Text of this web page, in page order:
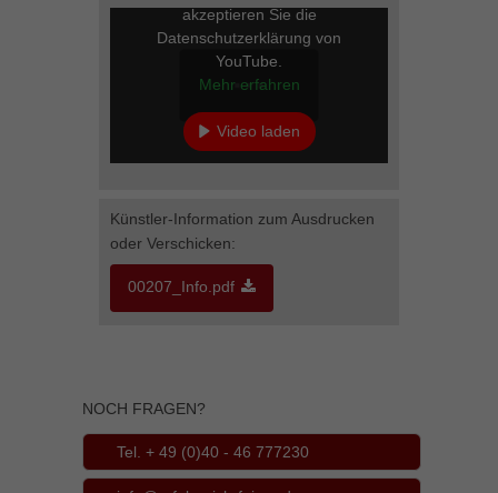
akzeptieren Sie die
Datenschutzerklärung von
YouTube.
Mehr erfahren
Video laden
Künstler-Information zum Ausdrucken
oder Verschicken:
00207_Info.pdf
NOCH FRAGEN?
Tel. + 49 (0)40 - 46 777230
Inhalte von Videoplattformen und Social-Media-Plattformen werden
standardmäßig blockiert. Wenn Cookies von externen Medien akzeptiert
werden, bedarf der Zugriff auf diese Inhalte keiner manuellen Einwilligung
Cookie-Informationen anzeigen
powered by Borlabs Cookie Datenschutzerklärung